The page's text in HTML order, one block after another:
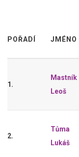
POŘADÍ JMÉNO
1.
Mastník
Leoš
2.
Tůma
Lukáš